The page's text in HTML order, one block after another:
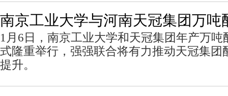
南京工业大学与河南天冠集团万吨
1月6日，南京工业大学和天冠集团年产万
式隆重举行，强强联合将有力推动天冠集团
提升。